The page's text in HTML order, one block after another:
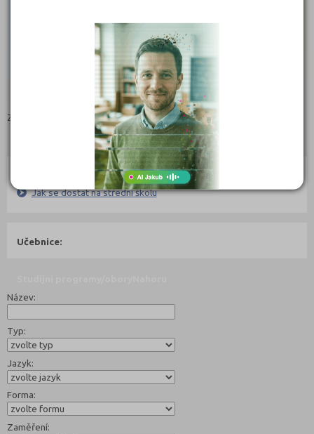
36 36
41 40
Zdroj dat
Centrum pro zjišťování výsledků vzdělávání
ucebniobory.com doporučují pro přípravuNahoru
Jak se dostat na střední školu
Učebnice:
Název:
Typ:
Jazyk:
Forma:
Zaměření: